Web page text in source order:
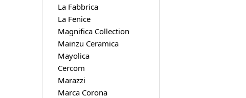
La Fabbrica
La Fenice
Magnifica Collection
Mainzu Ceramica
Mayolica
Cercom
Marazzi
Marca Corona